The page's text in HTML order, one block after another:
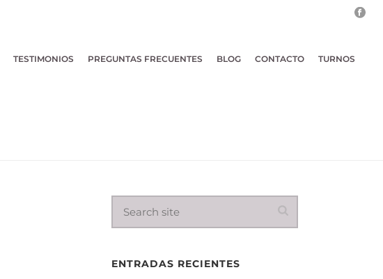
TESTIMONIOS PREGUNTAS FRECUENTES BLOG CONTACTO TURNOS
ENTRADAS RECIENTES